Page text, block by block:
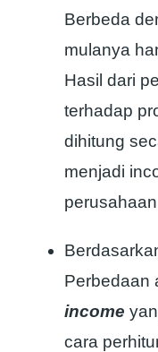
Berbeda
mulanya
Hasil dari
terhadap
dihitung
menjadi
Perbedaan
income
cara